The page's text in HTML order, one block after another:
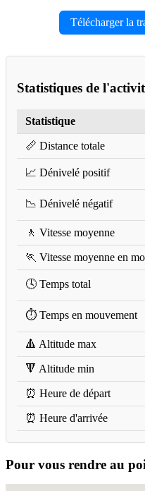
Télécharger la
Statistiques de
Statistique
📏 Distance totale
📈 Dénivelé positif
📉 Dénivelé négatif
🚶 Vitesse moyenne
🏃 Vitesse moyenne en
🕓 Temps total
⏱️ Temps en mouvement
🔺 Altitude max
🔻 Altitude min
⏰ Heure de départ
⏰ Heure d'arrivée
Pour vous rendre au